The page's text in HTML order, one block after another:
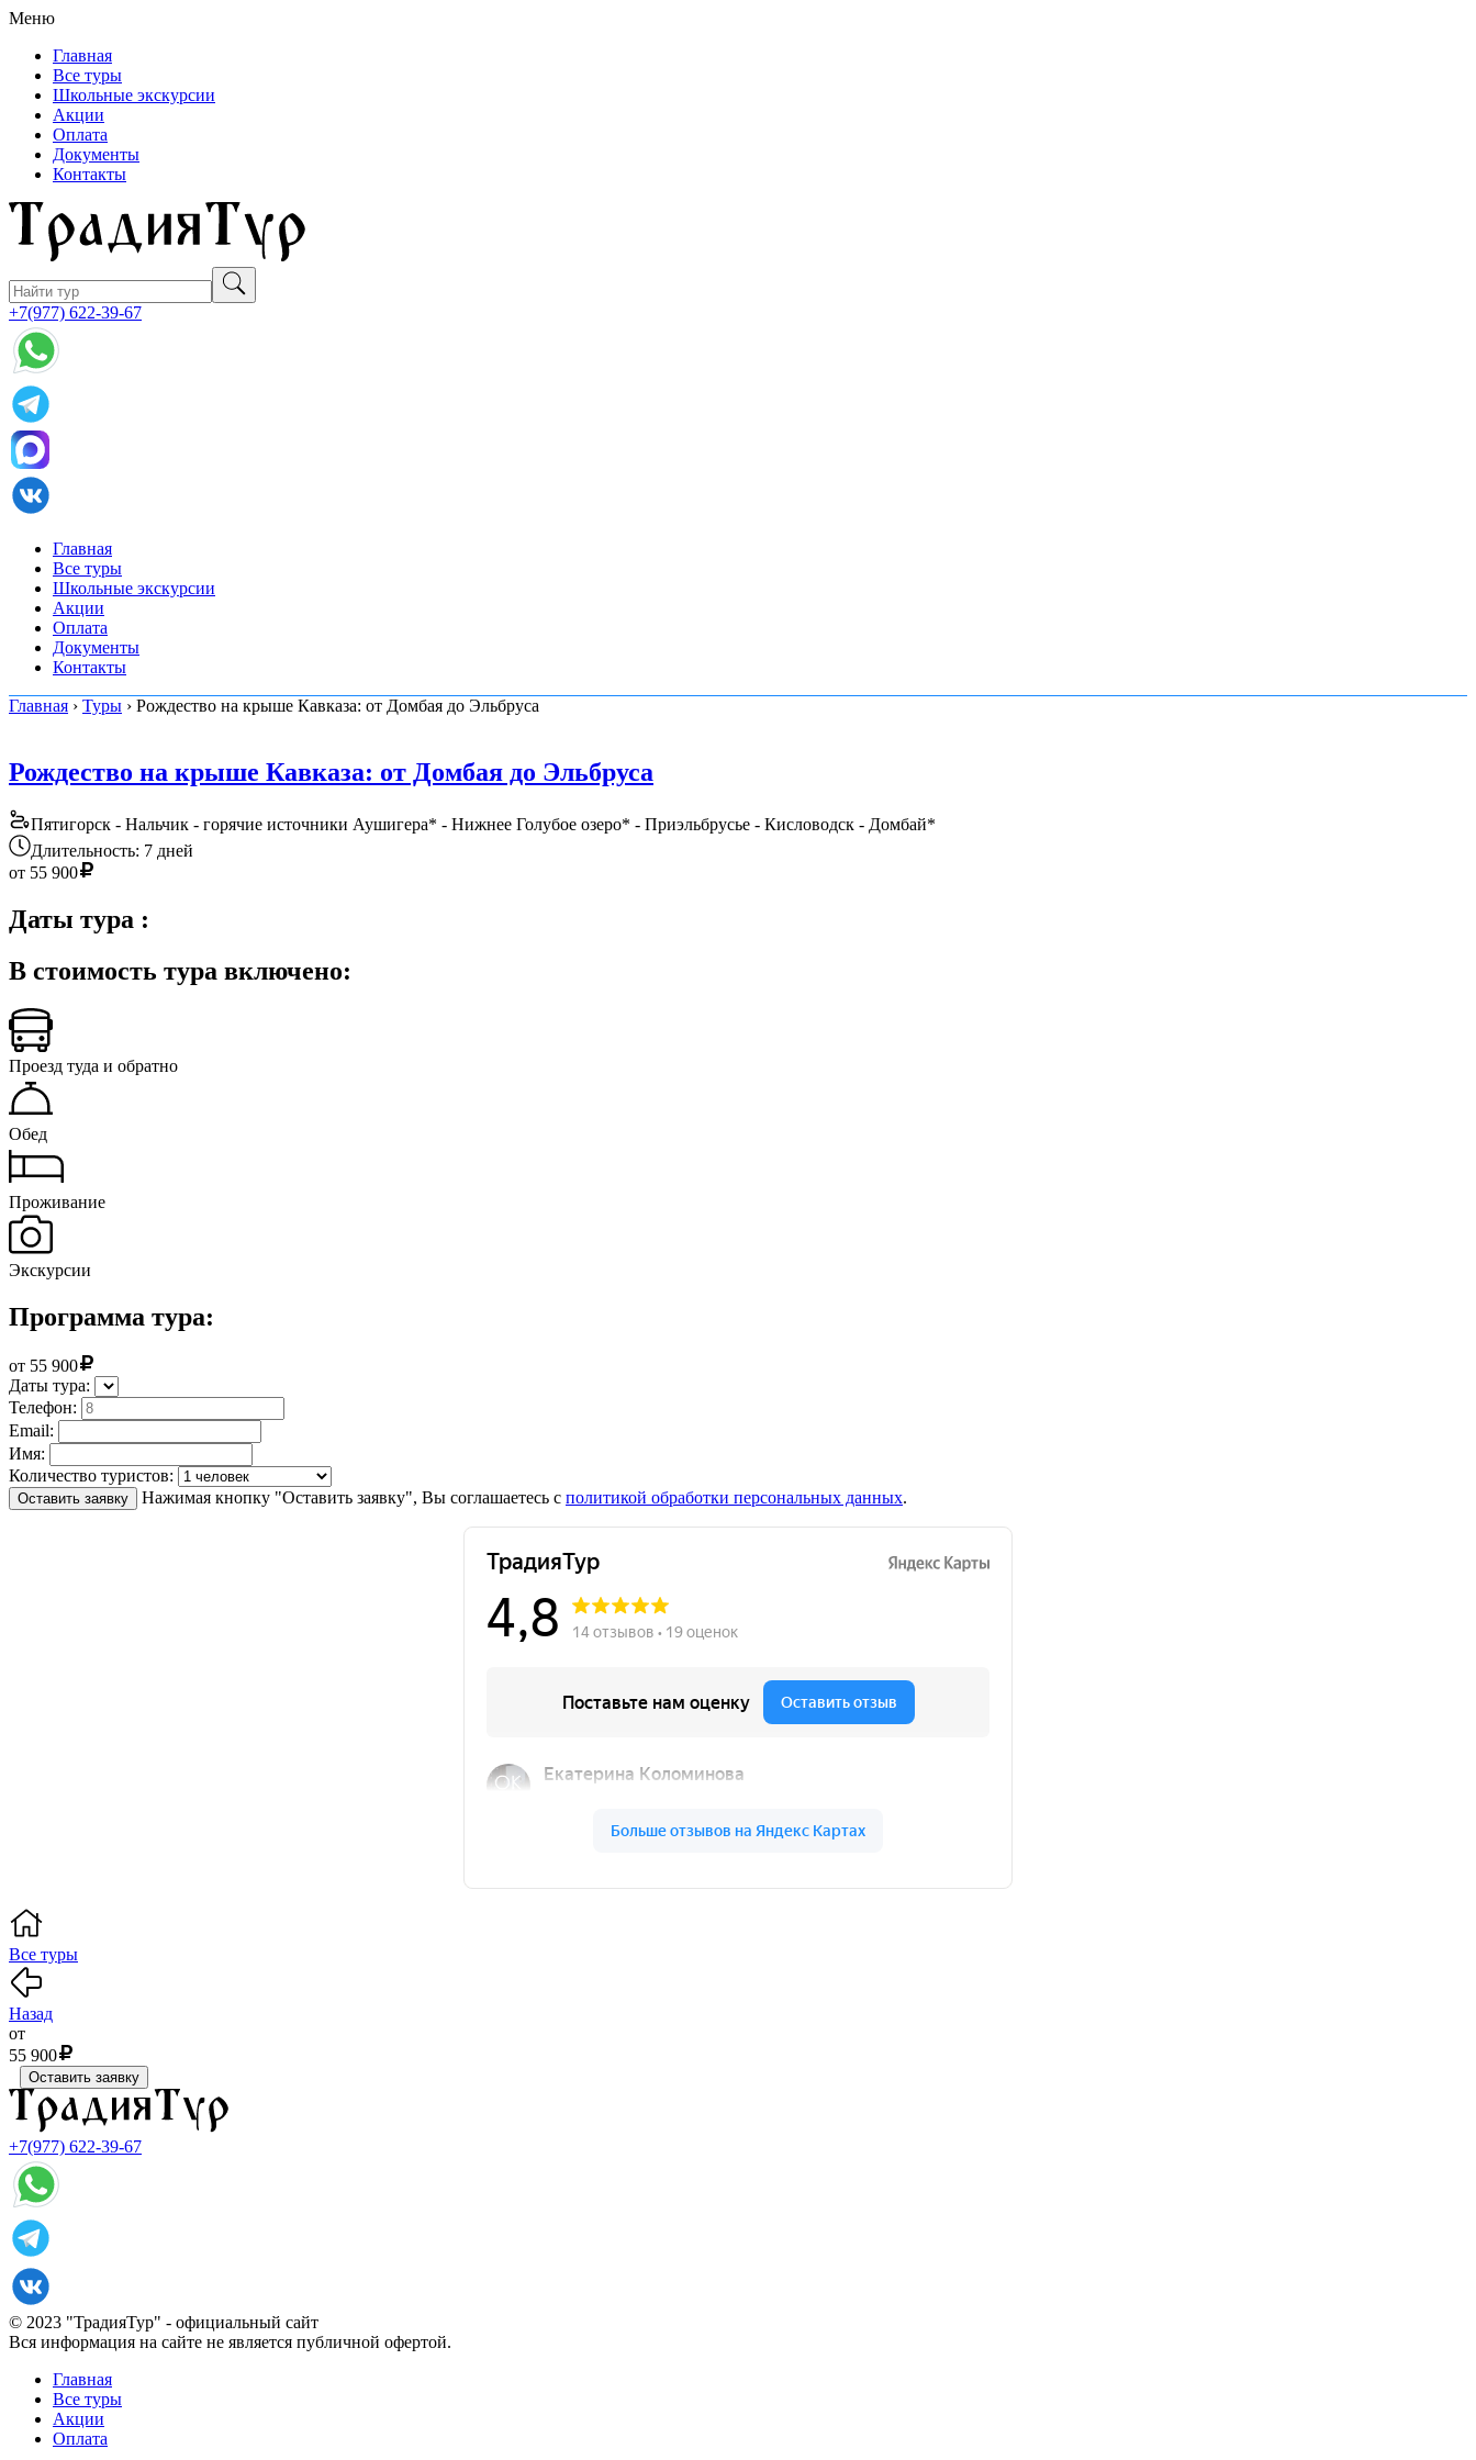
Меню
Главная
Все туры
Школьные экскурсии
Акции
Оплата
Документы
Контакты
+7(977) 622-39-67
Главная
Все туры
Школьные экскурсии
Акции
Оплата
Документы
Контакты
Главная › Туры › Рождество на крыше Кавказа: от Домбая до Эльбруса
Рождество на крыше Кавказа: от Домбая до Эльбруса
Пятигорск - Нальчик - горячие источники Аушигера* - Нижнее Голубое озеро* - Приэльбрусье - Кисловодск - Домбай*
Длительность: 7 дней
от 55 900
Даты тура :
В стоимость тура включено:
Проезд туда и обратно
Обед
Проживание
Экскурсии
Программа тура:
от 55 900
Даты тура:
Телефон:
Email:
Имя:
Количество туристов:
Оставить заявку Нажимая кнопку "Оставить заявку", Вы соглашаетесь с политикой обработки персональных данных.
Все туры
Назад
от
55 900
Оставить заявку
+7(977) 622-39-67
© 2023 "ТрадияТур" - официальный сайт
Вся информация на сайте не является публичной офертой.
Главная
Все туры
Акции
Оплата